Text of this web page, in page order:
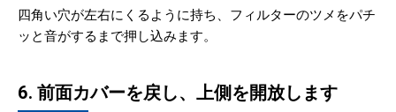
四角い穴が左右にくるように持ち、フィルターのツメをパチ
ッと音がするまで押し込みます。
6. 前面カバーを戻し、上側を開放します